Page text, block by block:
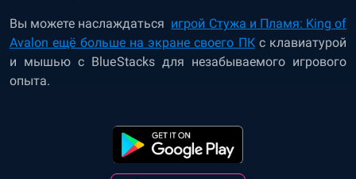
Вы можете наслаждаться игрой Стужа и Пламя: King of
Avalon ещё больше на экране своего ПКс клавиатурой
и мышью с BlueStacks для незабываемого игрового
опыта.